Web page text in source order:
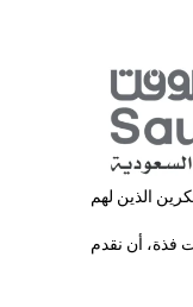
الذین لھم
فذة، أن نقدم